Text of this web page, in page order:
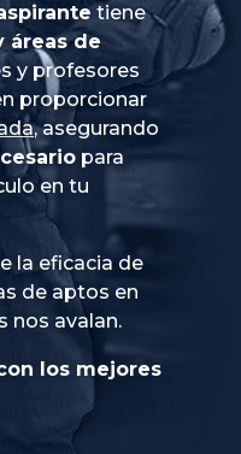
tiene
áreas de
y profesores
proporcionar
, asegurando
para
en tu
la eficacia de
de aptos en
nos avalan.
los mejores